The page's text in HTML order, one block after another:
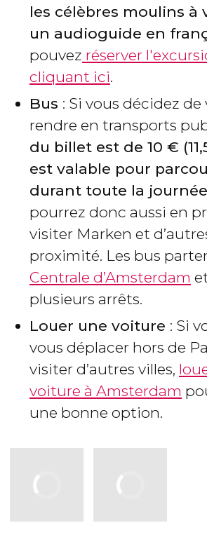
les célèbres moulins à
un audioguide en
pouvez réserver
cliquant ici.
Bus : Si vous décidez de
rendre en transports
du billet est de 10 €
est valable pour
durant toute la journée
pourrez donc aussi en
visiter Marken et
proximité. Les bus
Centrale d’Amsterdam
plusieurs arrêts.
Louer une voiture : Si
vous déplacer hors de
visiter d’autres villes,
voiture à Amsterdam
une bonne option.